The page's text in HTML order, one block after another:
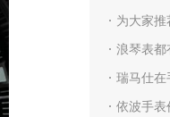
为大家
浪琴表都
瑞马仕在
依波手表